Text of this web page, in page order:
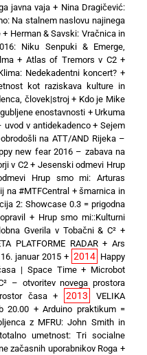
javna vaja + Nina Dragičević:
Na stalnem naslovu najinega
+ Herman & Savski: Vračnica in
Niku Senpuki & Emerge,
+ Atlas of Tremors v C2+
Nedekadentni koncert? +
kot raziskava kulture in
človek|stroj+ Kdo je Mike
enostavnosti + Urkuma
uvod v antidekadenco+Sejem
na ATT/AND Rijeka –
new fear 2016 – zabava na
v C2+ Jesenski odmevi Hrup
Hrup smo mi: Arturas
na #MTFCentral +šmarnica in
2: Showcase 0.3 = prigodna
+ Hrup smo mi::Kulturni
Gverila v Tobačni & C² +
PLATFORME RADAR+Ars
16. januar 2015 + 2014 Happy
| Space Time+ Microbot
– otvoritev novega prostora
časa+ 2013
VELIKA
20.00 + Arduino praktikum =
z MFRU: John Smith in
umetnost: Tri socialne
začasnih uporabnikov Roga +